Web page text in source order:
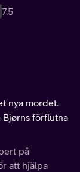
7.5
nya mordet.
Bjørns förflutna
på
att hjälpa